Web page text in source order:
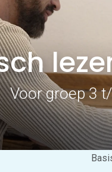
Voor groep 3